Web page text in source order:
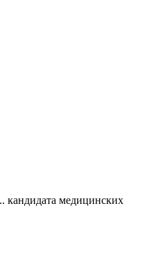
кандидата медицинских